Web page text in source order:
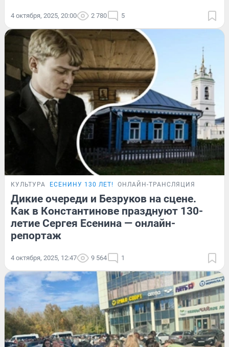
4 октября, 2025, 20:00 2 780 5
КУЛЬТУРА ЕСЕНИНУ 130 ЛЕТ! ОНЛАЙН-ТРАНСЛЯЦИЯ
Дикие очереди и Безруков на сцене.
Как в Константинове празднуют 130-
летие Сергея Есенина — онлайн-
репортаж
4 октября, 2025, 12:47 9 564 1